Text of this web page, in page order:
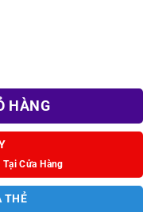
2 số lượng
HÀNG
Cửa Hàng
THẺ